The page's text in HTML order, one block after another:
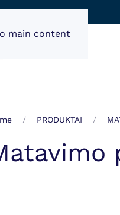
main content
PRODUKTAI